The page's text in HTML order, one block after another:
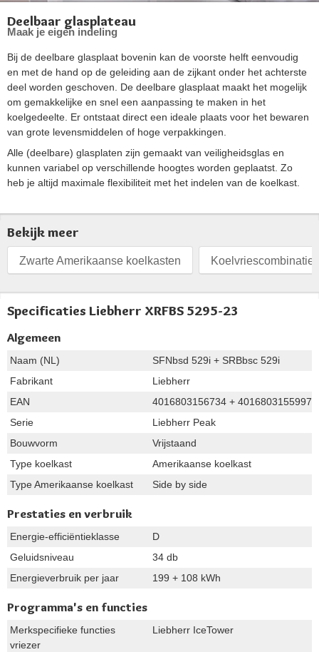
Deelbaar glasplateau
Maak je eigen indeling
Bij de deelbare glasplaat bovenin kan de voorste helft eenvoudig
en met de hand op de geleiding aan de zijkant onder het achterste
deel worden geschoven. De deelbare glasplaat maakt het mogelijk
om gemakkelijke en snel een aanpassing te maken in het
koelgedeelte. Er ontstaat direct een ideale plaats voor het bewaren
van grote levensmiddelen of hoge verpakkingen.
Alle (deelbare) glasplaten zijn gemaakt van veiligheidsglas en
kunnen variabel op verschillende hoogtes worden geplaatst. Zo
heb je altijd maximale flexibiliteit met het indelen van de koelkast.
Bekijk meer
Zwarte Amerikaanse koelkasten
Specificaties Liebherr XRFBS 5295-23
Algemeen
Naam (NL)
SFNbsd 529i + SRBbsc 529i
Fabrikant
Liebherr
EAN
4016803156734 + 4016803155997
Serie
Liebherr Peak
Bouwvorm
Vrijstaand
Type koelkast
Amerikaanse koelkast
Type Amerikaanse koelkast
Side by side
Prestaties en verbruik
Energie-efficiëntieklasse
D
Geluidsniveau
34 db
Energieverbruik per jaar
199 + 108 kWh
Programma's en functies
Merkspecifieke functies
vriezer
Liebherr IceTower